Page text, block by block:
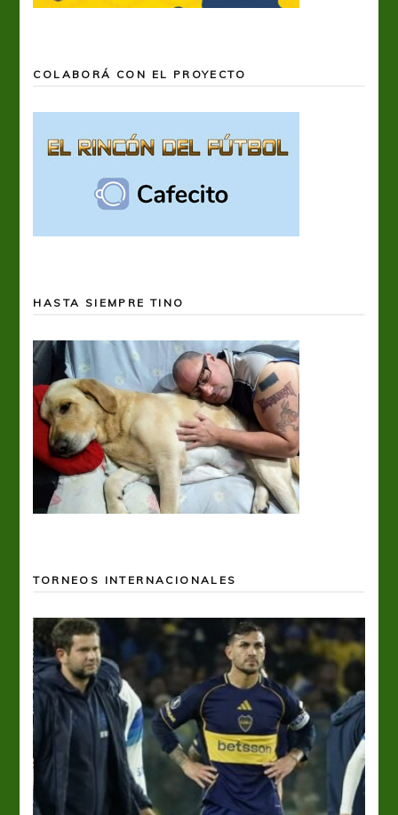
COLABORÁ CON EL PROYECTO
HASTA SIEMPRE TINO
TORNEOS INTERNACIONALES